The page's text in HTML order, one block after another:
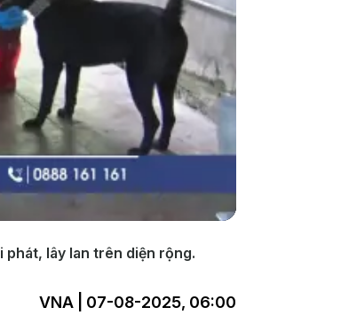
phát, lây lan trên diện rộng.
VNA | 07-08-2025, 06:00